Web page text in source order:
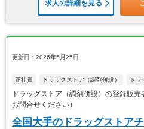
求人の詳細を見る
更新日：2026年5月25日
正社員 ドラッグストア（調剤併設） ド
ドラッグストア（調剤併設）の登録販
お問合せください）
全国大手のドラッグストア